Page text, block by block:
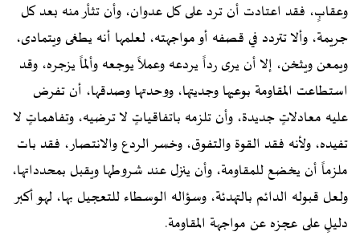
وعقابٍ، فقد اعتادت أن ترد على كل عدوان، وأن تثأر منه بعد كل
جريمة، وألا تتردد في قصفه أو مواجهته، لعلمها أنه يطغى ويتمادى،
ويمعن ويثخن، إلا أن يرى رداً يردعه وعملاً يوجعه وألماً يزجره، وقد
استطاعت المقاومة بوعيها وجديتها، ووحدتها وصدقها، أن تفرض
عليه معادلاتٍ جديدة، وأن تلزمه باتفاقياتٍ لا ترضيه، وتفاهماتٍ لا
تفيده، ولأنه فقد القوة والتفوق، وخسر الردع والانتصار، فقد بات
ملزماً أن يخضع للمقاومة، وأن ينزل عند شروطها ويقبل بمحدداتها،
ولعل قبوله الدائم بالتهدئة، وسؤاله الوسطاء للتعجيل بها، لهو أكبر
دليلٍ على عجزه عن مواجهة المقاومة.